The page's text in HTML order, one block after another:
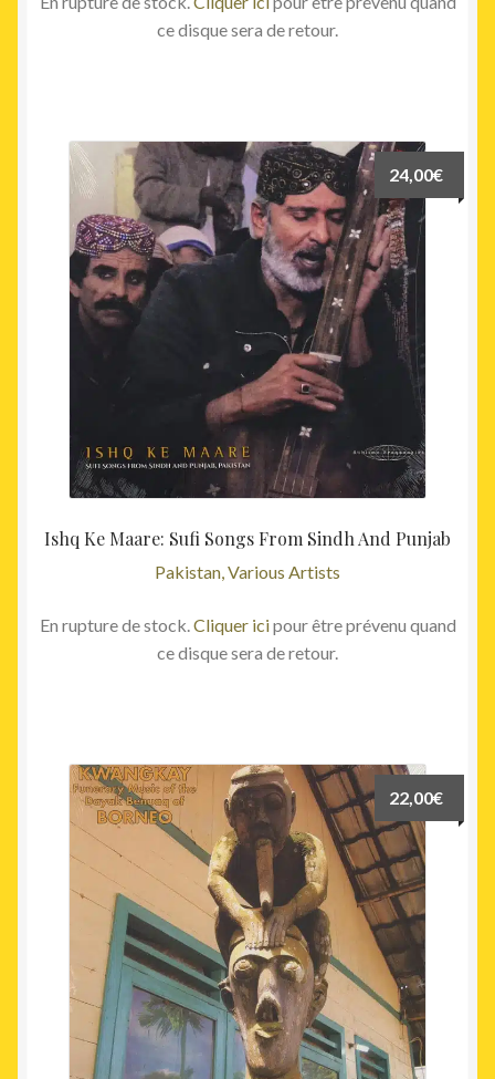
ce disque sera de retour.
Ishq Ke Maare: Sufi Songs From Sindh And Punjab
Pakistan, Various Artists
24,00€
En rupture de stock.Cliquer icipour être prévenu quand
ce disque sera de retour.
22,00€